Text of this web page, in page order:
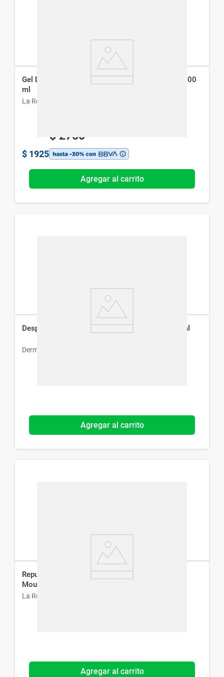
Gel Desmaquillante La Roche-Posay Rosaliac x 200
ml
La Roche-Posay
$ 2750
$ 1925
Agregar al carrito
Despigmentante Dermur Pharma Melaclar x 30 ml
Dermur
Agregar al carrito
Repuesto Gel La Roche Posay Refill Effaclar
Moussant x 400 ml
La Roche-Posay
Agregar al carrito